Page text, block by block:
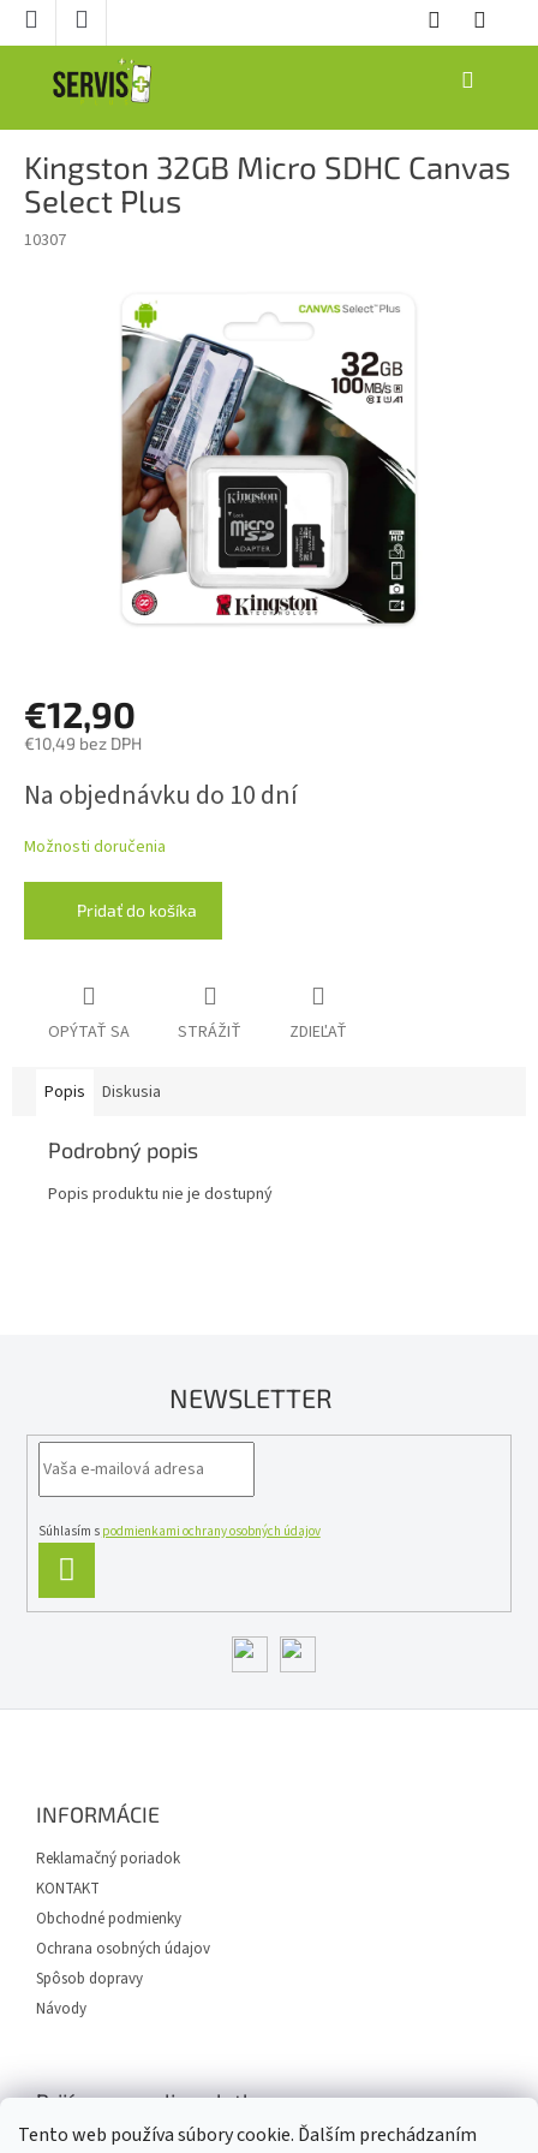
Tento web používa súbory cookie. Ďalším prechádzaním
Prejsť
NÁKUPNÝ
Kingston 32GB Micro SDHC Canvas
Select Plus
10307
€12,90
€10,49 bez DPH
cena:
Na objednávku do 10 dní
Možnosti doručenia
Pridať do košíka
OPÝTAŤ SA STRÁŽIŤ ZDIEĽAŤ
Popis Diskusia
Podrobný popis
Popis produktu nie je dostupný
NEWSLETTER
Súhlasím s podmienkami ochrany osobných údajov
SA
INFORMÁCIE
Reklamačný poriadok
KONTAKT
Obchodné podmienky
Ochrana osobných údajov
Spôsob dopravy
Návody
Prijímame online platby